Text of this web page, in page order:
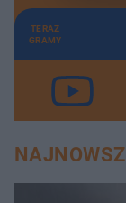
TERAZ
GRAMY